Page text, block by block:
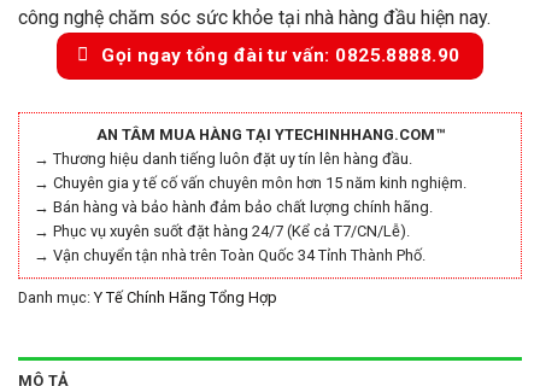
công nghệ chăm sóc sức khỏe tại nhà hàng đầu hiện nay.
Gọi ngay tổng đài tư vấn: 0825.8888.90
AN TÂM MUA HÀNG TẠI YTECHINHHANG.COM™
→ Thương hiệu danh tiếng luôn đặt uy tín lên hàng đầu.
→ Chuyên gia y tế cố vấn chuyên môn hơn 15 năm kinh nghiệm.
→ Bán hàng và bảo hành đảm bảo chất lượng chính hãng.
→ Phục vụ xuyên suốt đặt hàng 24/7 (Kể cả T7/CN/Lễ).
→ Vận chuyển tận nhà trên Toàn Quốc 34 Tỉnh Thành Phố.
Danh mục: Y Tế Chính Hãng Tổng Hợp
MÔ TẢ